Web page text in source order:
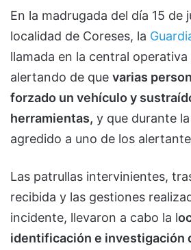
En la madrugada del día 15 de
localidad de Coreses, la
llamada en la central operativa
alertando de que varias
forzado un vehículo y
herramientas, y que durante
agredido a uno de los
Las patrullas intervinientes,
recibida y las gestiones
incidente, llevaron a cabo la l
identificación e investigación